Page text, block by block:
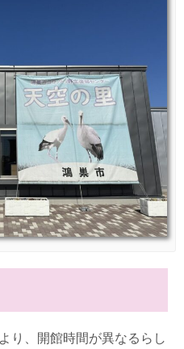
り、開館時間が異なるらし